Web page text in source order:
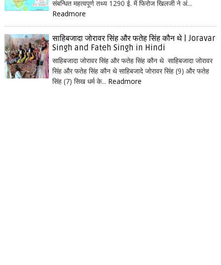
संबन्धित महत्वपूर्ण तथ्य 1290 ई. में फिरोज खिलजी ने अं...
Readmore
साहिबजादा जोरावर सिंह और फतेह सिंह कौन थे | Joravar
Singh and Fateh Singh in Hindi
साहिबजादा जोरावर सिंह और फतेह सिंह कौन थे साहिबजादा जोरावर
सिंह और फतेह सिंह कौन थे साहिबजादे जोरावर सिंह (9) और फतेह
सिंह (7) सिख धर्म के... Readmore